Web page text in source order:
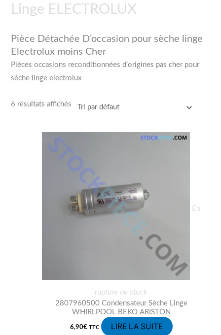
Linge ELECTROLUX
Pièce Détachée D’occasion pour sèche linge
Electrolux moins Cher
Pièces occasions reconditionnées d’origines pas cher pour
sèche linge electrolux
6 résultats affichés
En
rupture de stock
2807960500 Condensateur Sèche Linge
WHIRLPOOL BEKO ARISTON
6,90€ TTC LIRE LA SUITE